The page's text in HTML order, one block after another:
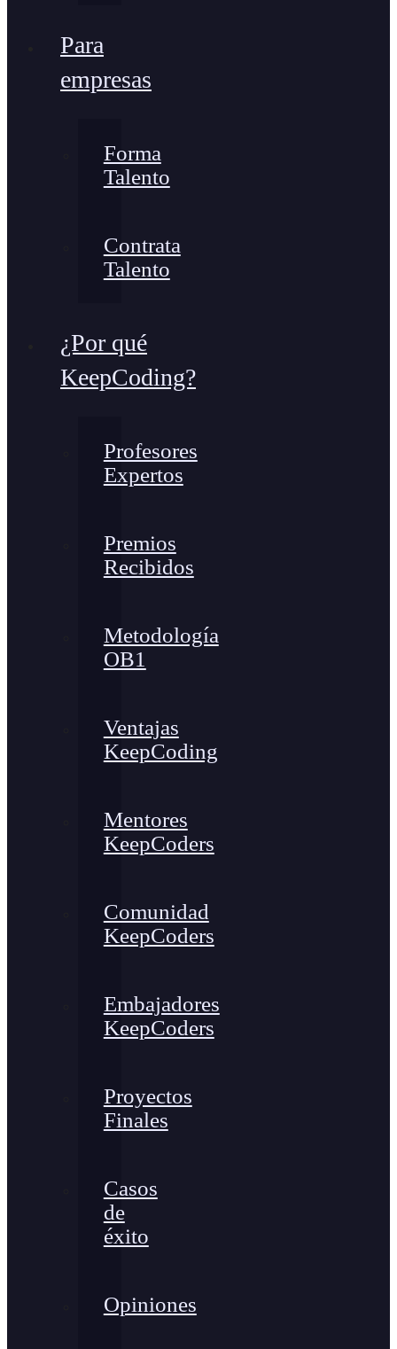
Para
empresas
Forma
Talento
Contrata
Talento
¿Por qué
KeepCoding?
Profesores
Expertos
Premios
Recibidos
Metodología
OB1
Ventajas
KeepCoding
Mentores
KeepCoders
Comunidad
KeepCoders
Embajadores
KeepCoders
Proyectos
Finales
Casos
de
éxito
Opiniones